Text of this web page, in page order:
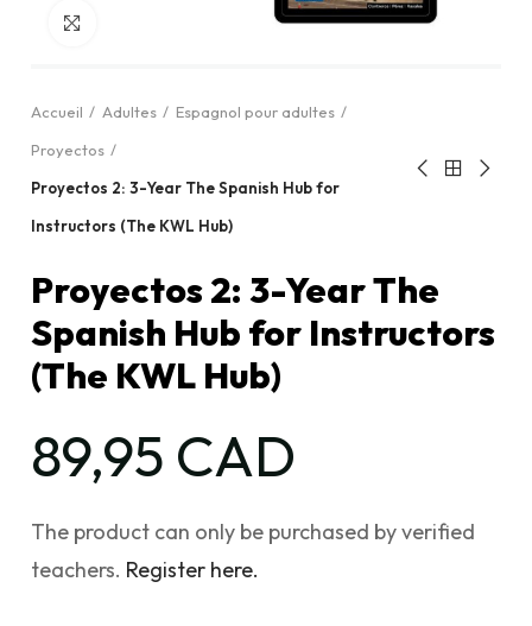
Accueil Adultes
Espagnol pour adultes
Proyectos
Proyectos 2: 3-Year The Spanish Hub for
Instructors (The KWL Hub)
Proyectos 2: 3-Year The
Spanish Hub for Instructors
(The KWL Hub)
89,95 CAD
The product can only be purchased by verified
teachers. Register here.